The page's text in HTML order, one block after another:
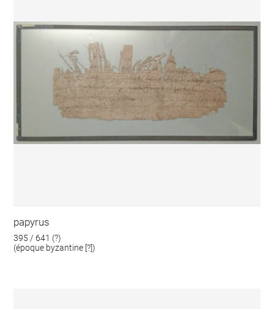
papyrus
395 / 641 (?)
(époque byzantine [?])